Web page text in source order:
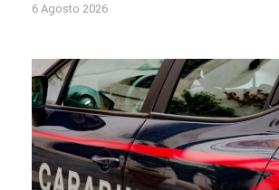
6 Agosto 2026